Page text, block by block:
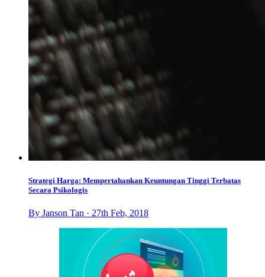
Strategi Harga: Mempertahankan Keuntungan Tinggi Terbatas
Secara Psikologis
By Janson Tan · 27th Feb, 2018